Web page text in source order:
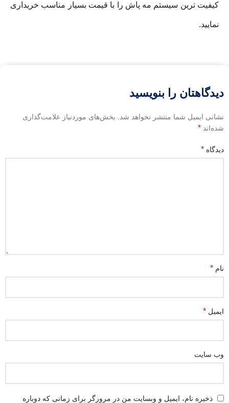
کیفیت ترین سیستم مه پاش را با قیمت بسیار مناسب خریداری
نمایید.
دیدگاهتان را بنویسید
نشانی ایمیل شما منتشر نخواهد شد. بخش‌های موردنیاز علامت‌گذاری
شده‌اند *
دیدگاه *
نام *
ایمیل *
وب‌ سایت
ذخیره نام، ایمیل و وبسایت من در مرورگر برای زمانی که دوباره